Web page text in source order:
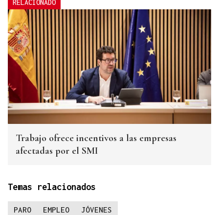
RELACIONADO
Trabajo ofrece incentivos a las empresas
afectadas por el SMI
Temas relacionados
PARO EMPLEO JÓVENES